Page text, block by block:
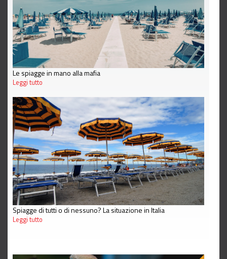
Le spiagge in mano alla mafia
Leggi tutto
Spiagge di tutti o di nessuno? La situazione in Italia
Leggi tutto